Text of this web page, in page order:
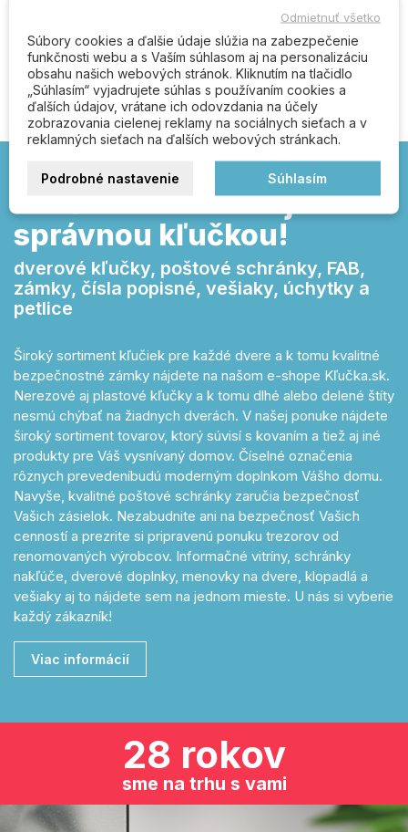
Napíšte svoju recenziu
Kľučka.sk – otvárajte
správnou kľučkou!
dverové kľučky, poštové schránky, FAB,
zámky, čísla popisné, vešiaky, úchytky a
petlice
Široký sortiment kľučiek pre každé dvere a k tomu kvalitné
bezpečnostné zámky nájdete na našom e-shope Kľučka.sk.
Nerezové aj plastové kľučky a k tomu dlhé alebo delené štíty
nesmú chýbať na žiadnych dverách. V našej ponuke nájdete
široký sortiment tovarov, ktorý súvisí s kovaním a tiež aj iné
produkty pre Váš vysnívaný domov. Číselné označenia
rôznych prevedeníbudú moderným doplnkom Vášho domu.
Navyše, kvalitné poštové schránky zaručia bezpečnosť
Vašich zásielok. Nezabudnite ani na bezpečnosť Vašich
cenností a prezrite si pripravenú ponuku trezorov od
renomovaných výrobcov. Informačné vitríny, schránky
nakľúče, dverové doplnky, menovky na dvere, klopadlá a
vešiaky aj to nájdete sem na jednom mieste. U nás si vyberie
každý zákazník!
Viac informácií
28 rokov
sme na trhu s vami
Odmietnuť všetko
Súbory cookies a ďalšie údaje slúžia na zabezpečenie
funkčnosti webu a s Vaším súhlasom aj na personalizáciu
obsahu našich webových stránok. Kliknutím na tlačidlo
„Súhlasím“ vyjadrujete súhlas s používaním cookies a
ďalších údajov, vrátane ich odovzdania na účely
zobrazovania cielenej reklamy na sociálnych sieťach a v
reklamných sieťach na ďalších webových stránkach.
Podrobné nastavenie Súhlasím